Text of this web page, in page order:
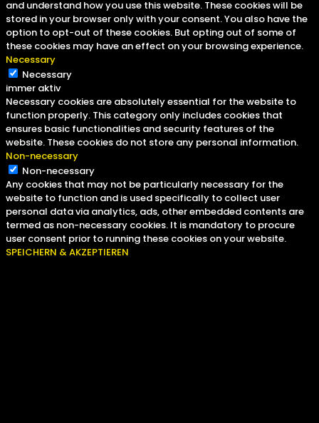
and understand how you use this website. These cookies will be
stored in your browser only with your consent. You also have the
option to opt-out of these cookies. But opting out of some of
these cookies may have an effect on your browsing experience.
Necessary
Necessary
immer aktiv
Necessary cookies are absolutely essential for the website to
function properly. This category only includes cookies that
ensures basic functionalities and security features of the
website. These cookies do not store any personal information.
Non-necessary
Non-necessary
Any cookies that may not be particularly necessary for the
website to function and is used specifically to collect user
personal data via analytics, ads, other embedded contents are
termed as non-necessary cookies. It is mandatory to procure
user consent prior to running these cookies on your website.
SPEICHERN & AKZEPTIEREN